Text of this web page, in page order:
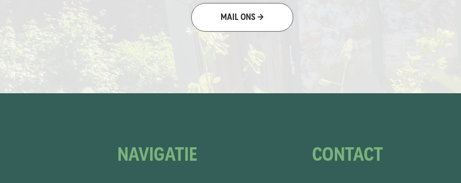
MAIL ONS →
NAVIGATIE CONTACT